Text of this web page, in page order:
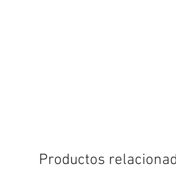
Productos